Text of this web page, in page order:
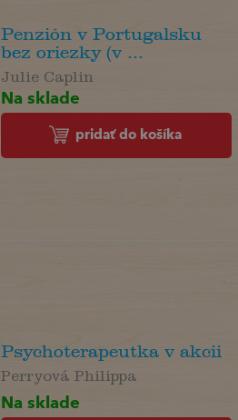
Penzión v Portugalsku
bez oriezky (v ...
Julie Caplin
Na sklade
pridať do košíka
Psychoterapeutka v akcii
Perryová Philippa
Na sklade